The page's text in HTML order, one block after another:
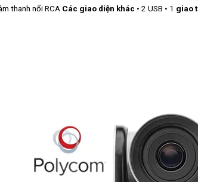
thanh nổi RCA Các giao diện khác • 2 USB • 1 giao